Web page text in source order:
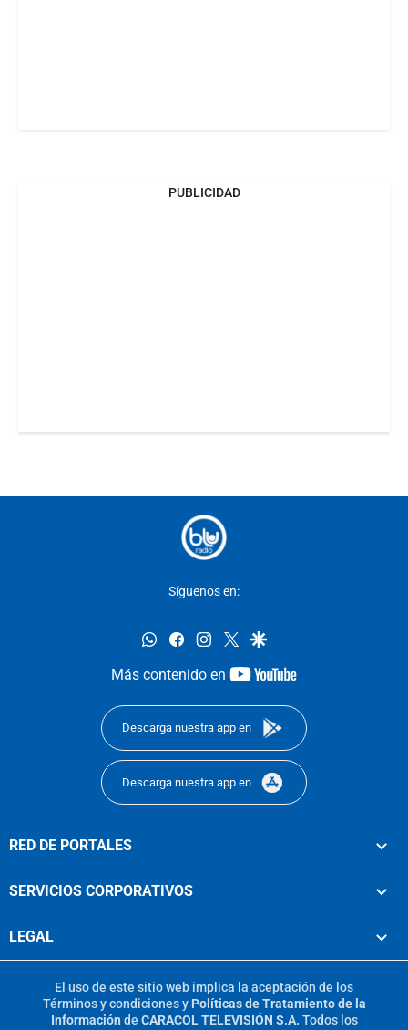
PUBLICIDAD
Síguenos en:
whatsappfacebookinstagram
twittergoogle
Más contenido en
youtube-
Descarga nuestra app en
Descarga nuestra app en
RED DE PORTALES
SERVICIOS CORPORATIVOS
LEGAL
El uso de este sitio web implica la aceptación de los
Términos y condicionesy Políticas de Tratamiento de la
Información de CARACOL TELEVISIÓN S.A. Todos los